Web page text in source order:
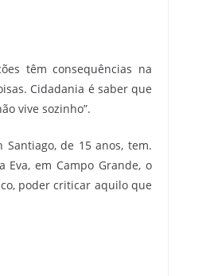
têm consequências na
Cidadania é saber que
vive sozinho”.
de 15 anos, tem.
Eva, em Campo Grande, o
poder criticar aquilo que